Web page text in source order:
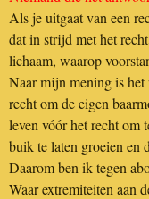
Als je uitgaat van een
dat in strijd met het
lichaam, waarop
Naar mijn mening is het
recht om de eigen
leven vóór het recht om
buik te laten groeien en
Daarom ben ik tegen
Waar extremiteiten aan